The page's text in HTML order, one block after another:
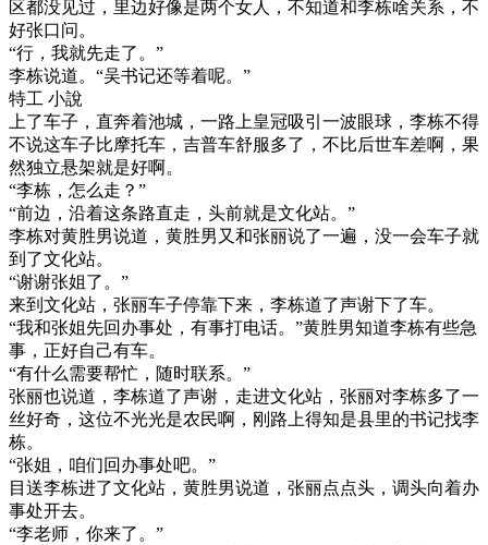
区都没见过，里边好像是两个女人，不知道和李栋啥关系，不
好张口问。
“行，我就先走了。”
李栋说道。“吴书记还等着呢。”
特工 小說
上了车子，直奔着池城，一路上皇冠吸引一波眼球，李栋不得
不说这车子比摩托车，吉普车舒服多了，不比后世车差啊，果
然独立悬架就是好啊。
“李栋，怎么走？”
“前边，沿着这条路直走，头前就是文化站。”
李栋对黄胜男说道，黄胜男又和张丽说了一遍，没一会车子就
到了文化站。
“谢谢张姐了。”
来到文化站，张丽车子停靠下来，李栋道了声谢下了车。
“我和张姐先回办事处，有事打电话。”黄胜男知道李栋有些急
事，正好自己有车。
“有什么需要帮忙，随时联系。”
张丽也说道，李栋道了声谢，走进文化站，张丽对李栋多了一
丝好奇，这位不光光是农民啊，刚路上得知是县里的书记找李
栋。
“张姐，咱们回办事处吧。”
目送李栋进了文化站，黄胜男说道，张丽点点头，调头向着办
事处开去。
“李老师，你来了。”